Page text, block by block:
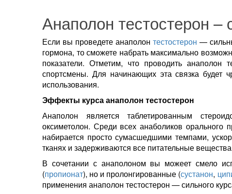
Анаполон тестостерон –
Если вы проведете анаполон тестостерон —
гормона, то сможете набрать максимально
показатели. Отметим, что проводить
спортсмены. Для начинающих эта связка будет
использования.
Эффекты курса анаполон тестостерон
Анаполон является таблетированным
оксиметолон. Среди всех анаболиков
набирается просто сумасшедшими темпами,
тканях и задерживаются все питательные
В сочетании с анаполоном вы можеет смело
(пропионат), но и пролонгированные (сустанон,
применения анаполон тестостерон — сильного